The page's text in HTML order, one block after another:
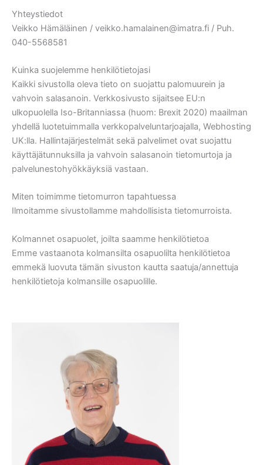
Yhteystiedot
Veikko Hämäläinen / veikko.hamalainen@imatra.fi / Puh.
040-5568581
Kuinka suojelemme henkilötietojasi
Kaikki sivustolla oleva tieto on suojattu palomuurein ja
vahvoin salasanoin. Verkkosivusto sijaitsee EU:n
ulkopuolella Iso-Britanniassa (huom: Brexit 2020) maailman
yhdellä luotetuimmalla verkkopalveluntarjoajalla, Webhosting
UK:lla. Hallintajärjestelmät sekä palvelimet ovat suojattu
käyttäjätunnuksilla ja vahvoin salasanoin tietomurtoja ja
palvelunestohyökkäyksiä vastaan.
Miten toimimme tietomurron tapahtuessa
Ilmoitamme sivustollamme mahdollisista tietomurroista.
Kolmannet osapuolet, joilta saamme henkilötietoa
Emme vastaanota kolmansilta osapuolilta henkilötietoa
emmekä luovuta tämän sivuston kautta saatuja/annettuja
henkilötietoja kolmansille osapuolille.